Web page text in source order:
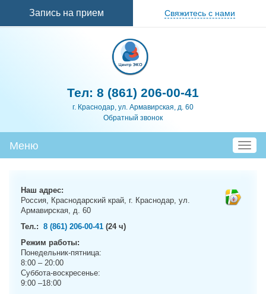
Запись на прием Свяжитесь с нами
Тел: 8 (861) 206-00-41
г. Краснодар, ул. Армавирская, д. 60
Обратный звонок
T
o
Меню
Наш адрес:
Россия, Краснодарский край, г. Краснодар, ул.
Армавирская, д. 60
Тел.: 8 (861) 206-00-41 (24 ч)
Режим работы:
Понедельник-пятница:
8:00 – 20:00
Суббота-воскресенье:
9:00 –18:00